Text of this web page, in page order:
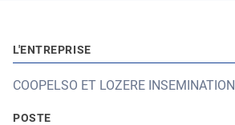
L'ENTREPRISE
COOPELSO ET LOZERE INSEMINATION
POSTE